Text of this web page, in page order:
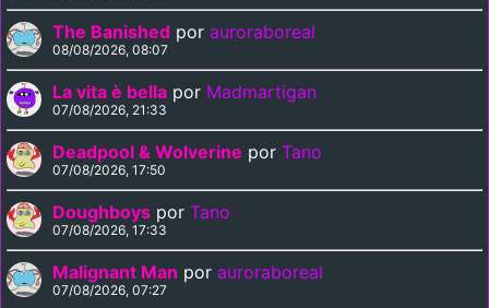
The Banished por auroraboreal
08/08/2026, 08:07
La vita è bella por Madmartigan
07/08/2026, 21:33
Deadpool & Wolverine por Tano
07/08/2026, 17:50
Doughboys por Tano
07/08/2026, 17:33
Malignant Man por auroraboreal
07/08/2026, 07:27